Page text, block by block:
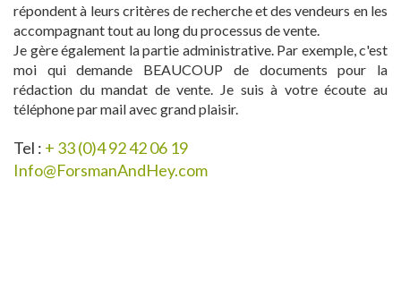
répondent à leurs critères de recherche et des vendeurs en les
accompagnant tout au long du processus de vente.
Je gère également la partie administrative. Par exemple, c'est
moi qui demande BEAUCOUP de documents pour la
rédaction du mandat de vente. Je suis à votre écoute au
téléphone par mail avec grand plaisir.
Tel : + 33 (0)4 92 42 06 19
Info@ForsmanAndHey.com